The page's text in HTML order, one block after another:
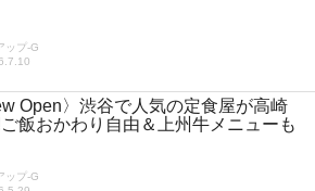
ップ-G
Open〉渋谷で人気の定食屋が高崎
!ご飯おかわり自由＆上州牛メニューも
ップ-G